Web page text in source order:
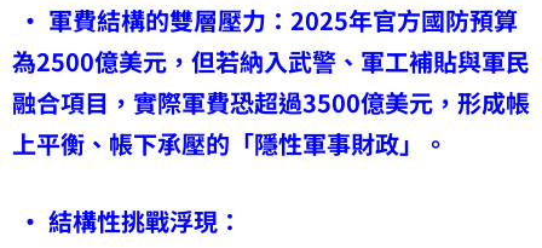
• 軍費結構的雙層壓力：2025年官方國防預算
為2500億美元，但若納入武警、軍工補貼與軍民
融合項目，實際軍費恐超過3500億美元，形成帳
上平衡、帳下承壓的「隱性軍事財政」。
• 結構性挑戰浮現：